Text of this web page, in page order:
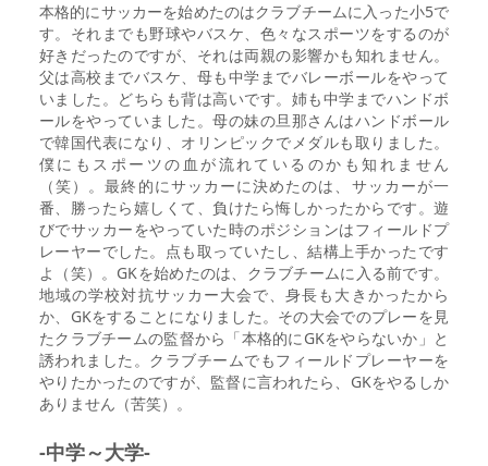
本格的にサッカーを始めたのはクラブチームに入った小5で
す。それまでも野球やバスケ、色々なスポーツをするのが
好きだったのですが、それは両親の影響かも知れません。
父は高校までバスケ、母も中学までバレーボールをやって
いました。どちらも背は高いです。姉も中学までハンドボ
ールをやっていました。母の妹の旦那さんはハンドボール
で韓国代表になり、オリンピックでメダルも取りました。
僕にもスポーツの血が流れているのかも知れません
（笑）。最終的にサッカーに決めたのは、サッカーが一
番、勝ったら嬉しくて、負けたら悔しかったからです。遊
びでサッカーをやっていた時のポジションはフィールドプ
レーヤーでした。点も取っていたし、結構上手かったです
よ（笑）。GKを始めたのは、クラブチームに入る前です。
地域の学校対抗サッカー大会で、身長も大きかったから
か、GKをすることになりました。その大会でのプレーを見
たクラブチームの監督から「本格的にGKをやらないか」と
誘われました。クラブチームでもフィールドプレーヤーを
やりたかったのですが、監督に言われたら、GKをやるしか
ありません（苦笑）。
-中学～大学-